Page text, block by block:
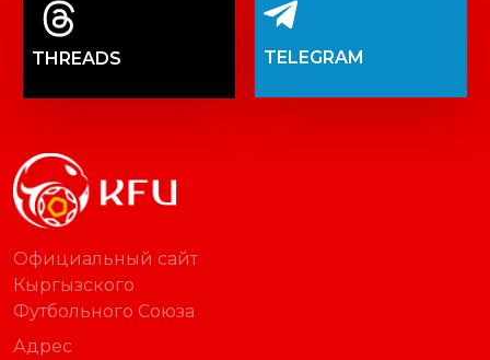
THREADS TELEGRAM
Официальный сайт
Кыргызского
Футбольного Союза
Адрес